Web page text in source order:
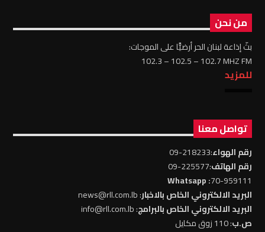
من نحن
بثّ إذاعة لبنان الحر أرضيًّا على الموجات:
102.3 – 102.5 – 102.7 MHZ FM
للمزيد
تواصل معنا
رقم الهواء:218233-09
رقم الهاتف:225577-09
70-959111
: Whatsapp
البريد الالكتروني الخاص بالاخبار: news@rll.com.lb
البريد الالكتروني الخاص بالبرامج: info@rll.com.lb
ص.ب: 110 زوق مكايل